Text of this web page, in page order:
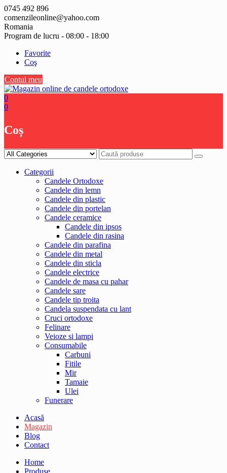
Skip
to
content
0745 492 896
comenzileonline@yahoo.com
Romania
Program de lucru - 08:00 - 18:00
Favorite
Coş
Contul meu
0
0
Coș
Categorii
Candele Ortodoxe
Candele din lemn
Candele din plastic
Candele din portelan
Candele ceramice
Candele din ipsos
Candele din rasina
Candele din parafina
Candele din metal
Candele din sticla
Candele electrice
Candele de masa cu pahar
Candele sare
Candele tip troita
Candela suspendata cu lant
Cruci ortodoxe
Felinare
Veioze si lampi
Consumabile
Carbuni
Fitile
Mir
Tamaie
Ulei
Funerare
Acasă
Magazin
Blog
Contact
Home
Produse